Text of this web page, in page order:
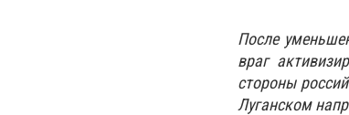
После
враг
стороны
Луганском